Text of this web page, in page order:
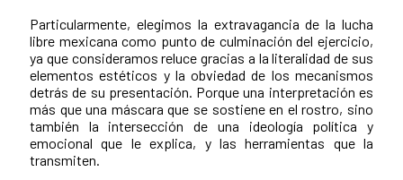
Particularmente, elegimos la extravagancia de la lucha
libre mexicana como punto de culminación del ejercicio,
ya que consideramos reluce gracias a la literalidad de sus
elementos estéticos y la obviedad de los mecanismos
detrás de su presentación. Porque una interpretación es
más que una máscara que se sostiene en el rostro, sino
también la intersección de una ideología política y
emocional que le explica, y las herramientas que la
transmiten.